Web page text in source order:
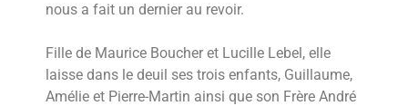
nous a fait un dernier au revoir.
Fille de Maurice Boucher et Lucille Lebel, elle
laisse dans le deuil ses trois enfants, Guillaume,
Amélie et Pierre-Martin ainsi que son Frère André